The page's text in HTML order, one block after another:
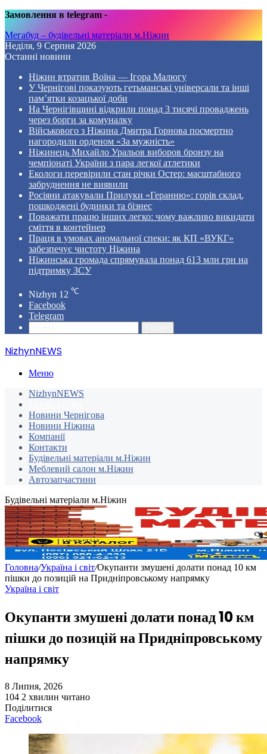
Замовлення в telegram -
Мегабуд – будівельні матеріали м.Ніжин
Неділя, 9 Серпня 2026
Останні новини
Ніжин втратив Воїна — Ігора Малюгу
У Чернігові показують гетьманські універсали та інші
пам’ятки козацької доби
На Чернігівщині відкрили понад 3 тисячі проваджень
через борги за комуналку
Військового з Ніжина Дмитра Горнова посмертно
нагородили орденом «За мужність»
Ніжинець Михайло Уральов виборов бронзу на
чемпіонаті України з пара легкої атлетики
Екологи перевірили стан річки Остер: масштабного
забруднення не виявили
Росіяни атакували Прилуки «Геранню»: горів склад,
пошкоджені будинки та бізнес
Поважати працю інших легко: чому важливо викидати
сміття в контейнер
Праця в умовах аномальної спеки: як КП «ВУКГ»
забезпечує чистоту Ніжина
Ніжинська громада спрямувала понад 613 млн грн на
підтримку ЗСУ
Nizhyn 12 ℃
Facebook
Telegram
NizhynNEWS
Меню
NizhynNEWS
Новини Чернігова
Новини Ніжина
Компанії
Контакти
Будівельні матеріали м.Ніжин
Меблевий салон м.Ніжин
Автозапчастини
Будівельні матеріали м.Ніжин
Головна/Україна і світ/Окупанти змушені долати понад 10 км
пішки до позицій на Придніпровському напрямку
Україна і світ
Окупанти змушені долати понад 10 км
пішки до позицій на Придніпровському
напрямку
8 Липня, 2026
104 2 хвилин читано
Поділитися
Facebook